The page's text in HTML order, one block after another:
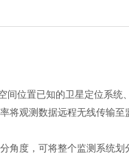
间位置已知的卫星定位系
将观测数据远程无线传输
角度，可将整个监测系统